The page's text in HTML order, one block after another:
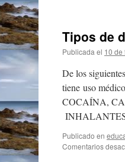
Tipos de
Publicada el 10 de
De los
tiene uso
COCAÍNA,
Publicado en
Comentarios